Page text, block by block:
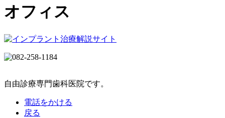
オフィス
自由診療専門歯科医院です。
電話をかける
戻る